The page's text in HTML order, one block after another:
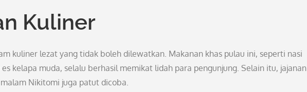
Kuliner
kuliner lezat yang tidak boleh dilewatkan. Makanan khas pulau ini, seperti nasi
kelapa muda, selalu berhasil memikat lidah para pengunjung. Selain itu, jajanan
Nikitomi juga patut dicoba.